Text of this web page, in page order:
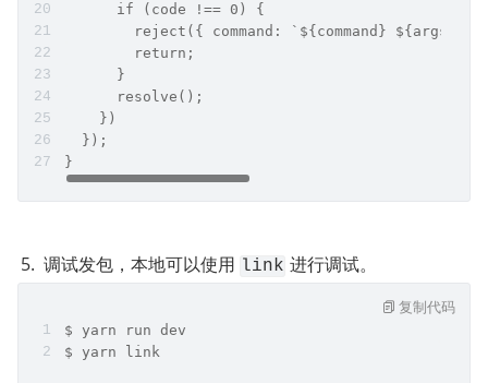
      if (code !== 0) {
reject({ command: `${command}
        return;
      }
      resolve();
    })
  });
}
调试发包，本地可以使用 link 进行调试。
$ yarn run dev
$ yarn link
复制代码